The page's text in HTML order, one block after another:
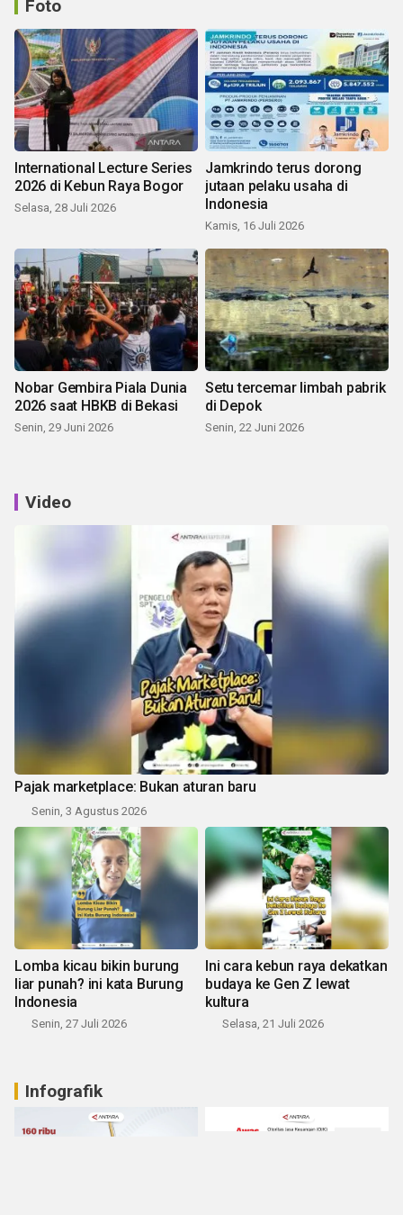
Foto
International Lecture Series
2026 di Kebun Raya Bogor
Selasa, 28 Juli 2026
Jamkrindo terus dorong
jutaan pelaku usaha di
Indonesia
Kamis, 16 Juli 2026
Nobar Gembira Piala Dunia
2026 saat HBKB di Bekasi
Senin, 29 Juni 2026
Setu tercemar limbah pabrik
di Depok
Senin, 22 Juni 2026
Video
Pajak marketplace: Bukan aturan baru
Senin, 3 Agustus 2026
Lomba kicau bikin burung
liar punah? ini kata Burung
Indonesia
Senin, 27 Juli 2026
Ini cara kebun raya dekatkan
budaya ke Gen Z lewat
kultura
Selasa, 21 Juli 2026
Infografik